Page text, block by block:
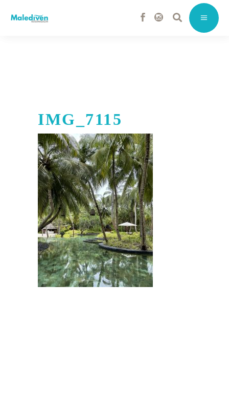
IMG_7115